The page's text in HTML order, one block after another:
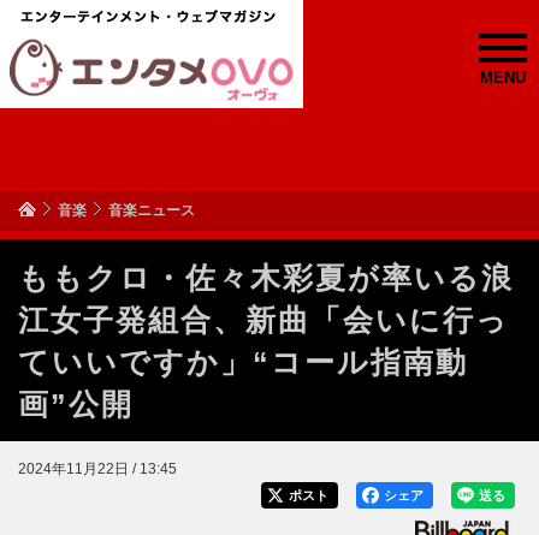
MENU
音楽 音楽ニュース
ももクロ・佐々木彩夏が率いる浪
江女子発組合、新曲「会いに行っ
ていいですか」“コール指南動
画”公開
2024年11月22日 / 13:45
送る
シェア
ポスト